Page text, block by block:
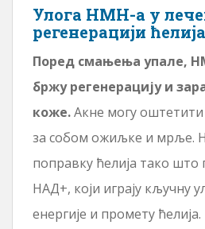
Улога НМН-а у
регенерацији
Поред смањења упале,
бржу регенерацију и
коже.Акне могу
за собом ожиљке и мрље.
поправку ћелија тако
НАД+, који играју кључну
енергије и промету